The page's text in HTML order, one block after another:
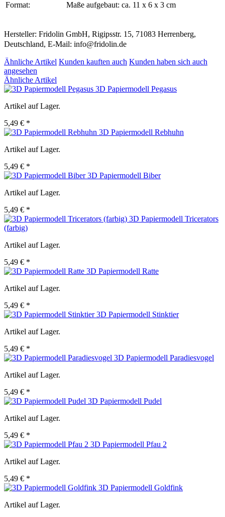
Format:
Maße aufgebaut: ca. 11 x 6 x 3 cm
Hersteller: Fridolin GmbH, Rigipsstr. 15, 71083 Herrenberg,
Deutschland, E-Mail: info@fridolin.de
Ähnliche Artikel Kunden kauften auch Kunden haben sich auch
angesehen
Ähnliche Artikel
3D Papiermodell Pegasus
Artikel auf Lager.
5,49 € *
3D Papiermodell Rebhuhn
Artikel auf Lager.
5,49 € *
3D Papiermodell Biber
Artikel auf Lager.
5,49 € *
3D Papiermodell Tricerators
(farbig)
Artikel auf Lager.
5,49 € *
3D Papiermodell Ratte
Artikel auf Lager.
5,49 € *
3D Papiermodell Stinktier
Artikel auf Lager.
5,49 € *
3D Papiermodell Paradiesvogel
Artikel auf Lager.
5,49 € *
3D Papiermodell Pudel
Artikel auf Lager.
5,49 € *
3D Papiermodell Pfau 2
Artikel auf Lager.
5,49 € *
3D Papiermodell Goldfink
Artikel auf Lager.